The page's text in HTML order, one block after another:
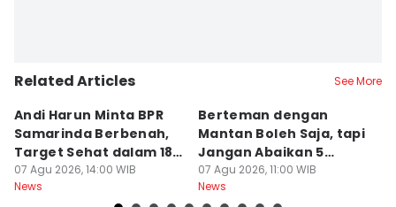
Related Articles See More
Andi Harun Minta BPR
Samarinda Berbenah,
Target Sehat dalam 18
Bulan
07 Agu 2026, 14:00 WIB
News
Berteman dengan
Mantan Boleh Saja, tapi
Jangan Abaikan 5
Aturan Ini
07 Agu 2026, 11:00 WIB
News